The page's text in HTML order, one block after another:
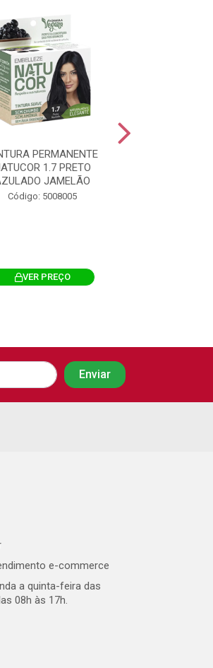
PERMANENTE
1.7 PRETO
JAMELÃO
Código: 5008005
VER PREÇO
e-commerce
a quinta-feira das
08h às 17h.